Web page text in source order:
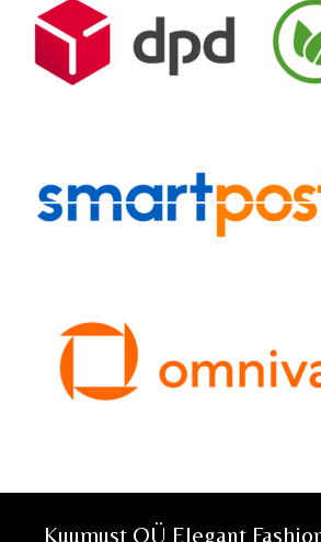
Kuumust OÜ Elegant